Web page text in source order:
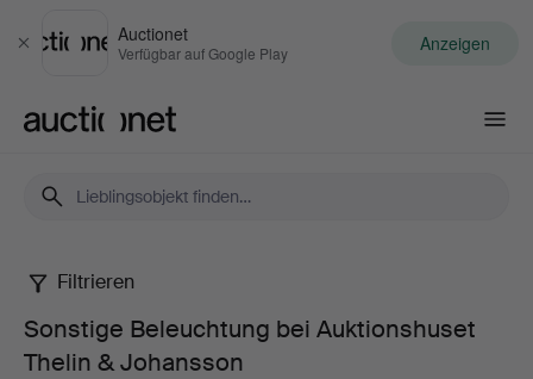
Schließen
Auctionet
Verfügbar auf Google Play Anzeigen
Sonstige
Beleuchtung
Filtrieren
Sonstige Beleuchtung bei Auktionshuset
Thelin & Johansson